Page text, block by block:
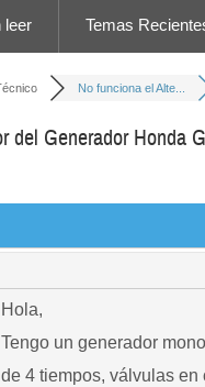
leer Temas
No funciona el Alte...
del Generador Honda
Hola,
Tengo un generador
de 4 tiempos, válvulas en